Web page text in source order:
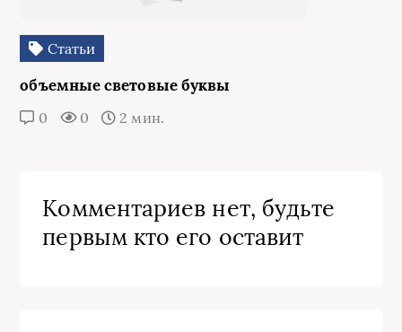
Статьи
объемные световые буквы
0 0 2 мин.
Комментариев нет, будьте
первым кто его оставит